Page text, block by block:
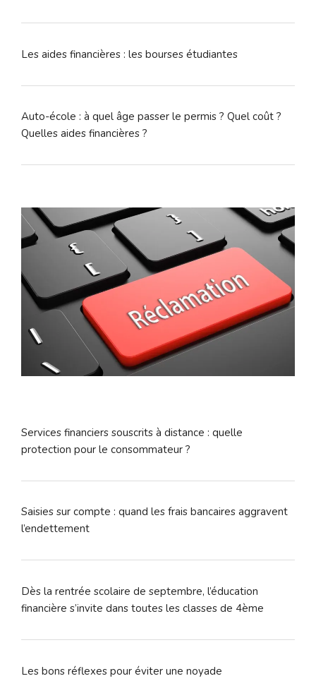
Les aides financières : les bourses étudiantes
Auto-école : à quel âge passer le permis ? Quel coût ?
Quelles aides financières ?
Services financiers souscrits à distance : quelle
protection pour le consommateur ?
Saisies sur compte : quand les frais bancaires aggravent
l’endettement
Dès la rentrée scolaire de septembre, l’éducation
financière s’invite dans toutes les classes de 4ème
Les bons réflexes pour éviter une noyade